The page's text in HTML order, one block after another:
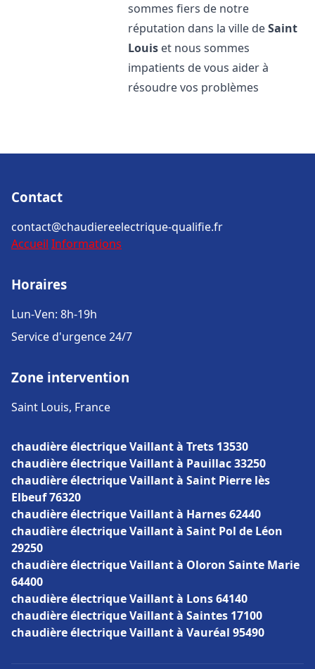
sommes fiers de notre
réputation dans la ville deSaint
Louis et nous sommes
impatients de vous aider à
résoudre vos problèmes
Contact
contact@chaudiereelectrique-qualifie.fr
Accueil Informations
Horaires
Lun-Ven: 8h-19h
Service d'urgence 24/7
Zone intervention
Saint Louis, France
chaudière électrique Vaillant à Trets 13530
chaudière électrique Vaillant à Pauillac 33250
chaudière électrique Vaillant à Saint Pierre lès
Elbeuf 76320
chaudière électrique Vaillant à Harnes 62440
chaudière électrique Vaillant à Saint Pol de Léon
29250
chaudière électrique Vaillant à Oloron Sainte Marie
64400
chaudière électrique Vaillant à Lons 64140
chaudière électrique Vaillant à Saintes 17100
chaudière électrique Vaillant à Vauréal 95490